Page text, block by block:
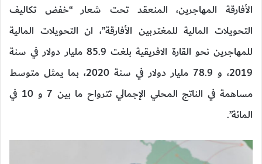
الأفارقة المهاجرين، المنعقد تحت شعار “خفض تكاليف
التحويلات المالية للمغتربين الأفارقة”، ان التحويلات المالية
للمهاجرين نحو القارة الافريقية بلغت 85.9 مليار دولار في سنة
2019، و 78.9 مليار دولار في سنة 2020، بما يمثل متوسط
مساهمة في الناتج المحلي الإجمالي تترواح ما بين 7 و 10 في
المائة”.